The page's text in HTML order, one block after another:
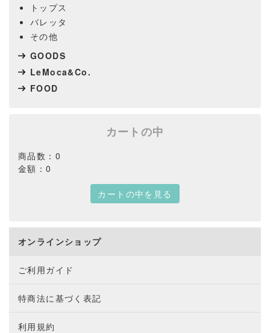
トップス
バレッタ
その他
GOODS
LeMoca&Co.
FOOD
カートの中
商品数：0
金額：0
カートの中を見る
オンラインショップ
ご利用ガイド
特商法に基づく表記
利用規約